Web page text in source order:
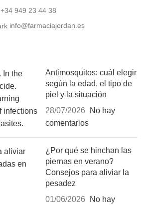
+34 949 23 44 38
info@farmaciajordan.es
Antimosquitos: cuál elegir
según la edad, el tipo de
piel y la situación
28/07/2026
No hay
comentarios
¿Por qué se hinchan las
piernas en verano?
Consejos para aliviar la
pesadez
01/06/2026
No hay